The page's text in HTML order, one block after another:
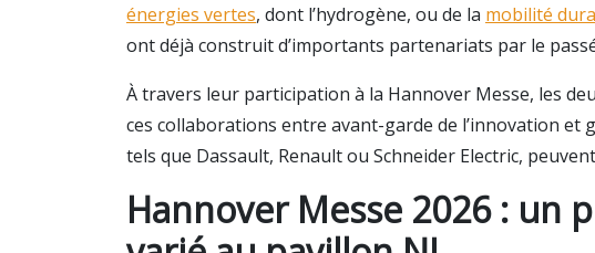
énergies vertes, dont l’hydrogène, ou de la mobilité
ont déjà construit d’importants partenariats par le
À travers leur participation à la Hannover Messe, les
ces collaborations entre avant-garde de l’innovation et
tels que Dassault, Renault ou Schneider Electric,
Hannover Messe 2026 : un